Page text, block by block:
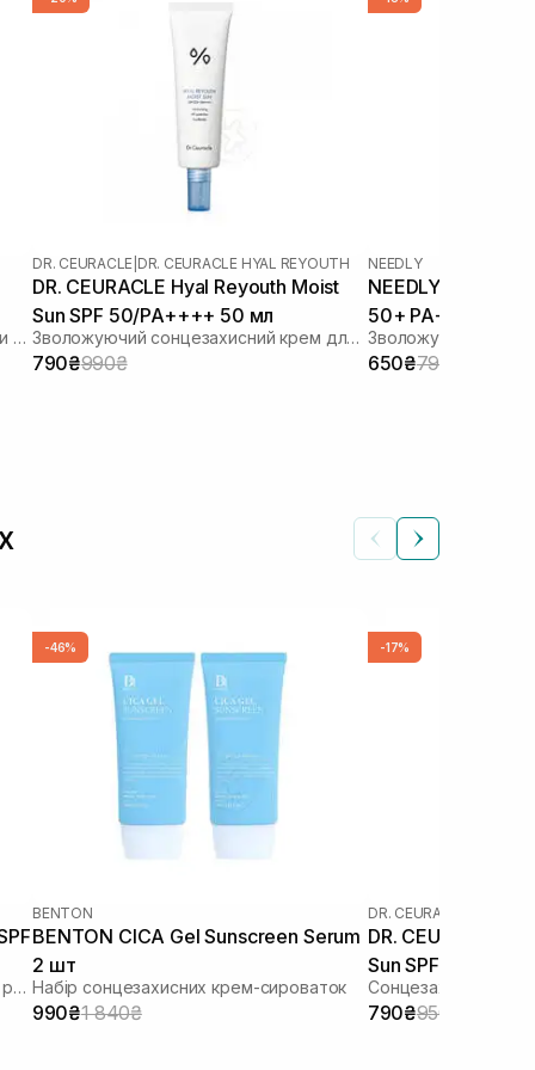
Сонцезахисний лосьйон з ліпосомами на стабільних фільтрах
DR. CEURACLE DR. CEURACLE HYAL REYOUTH
DR. CEURACLE Hyal Reyouth Moist
Sun SPF 50/PA++++ 50 мл
Зволожуючий сонцезахисний крем для обличчя з гіалуроновою кислотою
790₴990₴
NEEDLY
NEEDLY Vegan
50+ PA++++ 50
650₴790₴
Зволожуючий сонцезахисний крем з рослинним скваланом
-46%
BENTON
BENTON CICA Gel Sunscreen Serum
2 шт
Набір сонцезахисних крем-сироваток
990₴1 840₴
-17%
DR. CEURACLE
DR. CEURACLE
Sun SPF 50+
шкіри 50 мл
Сонцезахисний
790₴950₴